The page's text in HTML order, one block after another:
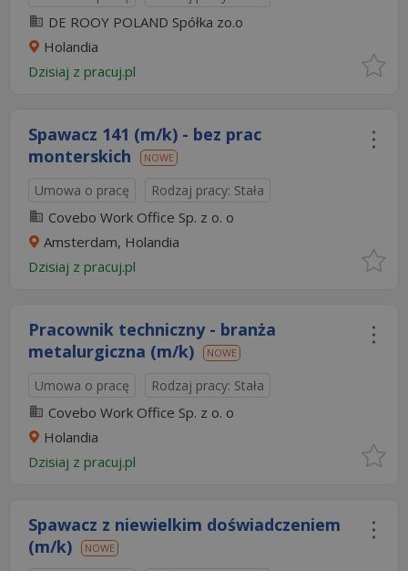
DE ROOY POLAND Spółka zo.o
Holandia
Dzisiaj z pracuj.pl
Spawacz 141 (m/k) - bez prac
monterskich
NOWE
Umowa o pracę Rodzaj pracy: Stała
Covebo Work Office Sp. z o. o
Amsterdam, Holandia
Dzisiaj z pracuj.pl
Pracownik techniczny - branża
metalurgiczna (m/k)
NOWE
Umowa o pracę Rodzaj pracy: Stała
Covebo Work Office Sp. z o. o
Holandia
Dzisiaj z pracuj.pl
Spawacz z niewielkim doświadczeniem
(m/k)
NOWE